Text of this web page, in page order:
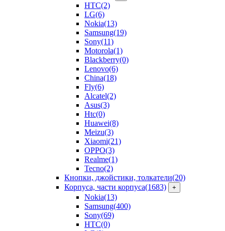
HTC(2)
LG(6)
Nokia(13)
Samsung(19)
Sony(11)
Motorola(1)
Blackberry(0)
Lenovo(6)
China(18)
Fly(6)
Alcatel(2)
Asus(3)
Htc(0)
Huawei(8)
Meizu(3)
Xiaomi(21)
OPPO(3)
Realme(1)
Tecno(2)
Кнопки, джойстики, толкатели(20)
Корпуса, части корпуса(1683) +
Nokia(13)
Samsung(400)
Sony(69)
HTC(0)